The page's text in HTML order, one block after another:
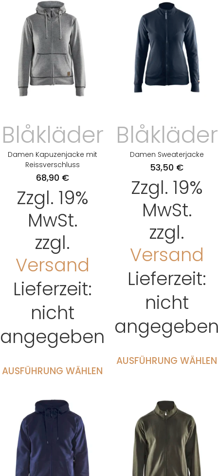
Blåkläder
Damen Kapuzenjacke mit
Reissverschluss
68,90 €
Zzgl. 19%
MwSt.
zzgl.
Versand
Lieferzeit:
nicht
angegeben
AUSFÜHRUNG WÄHLEN
Blåkläder
Damen Sweaterjacke
53,50 €
Zzgl. 19%
MwSt.
zzgl.
Versand
Lieferzeit:
nicht
AUSFÜHRUNG WÄHLEN